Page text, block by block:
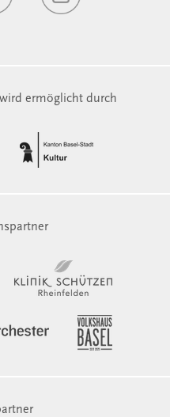
ermöglicht durch